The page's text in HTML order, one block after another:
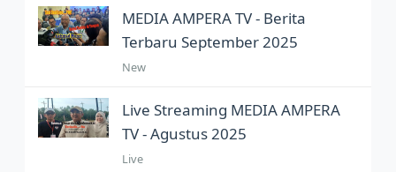
MEDIA AMPERA TV - Berita
Terbaru September 2025
New
Live Streaming MEDIA AMPERA
TV - Agustus 2025
Live